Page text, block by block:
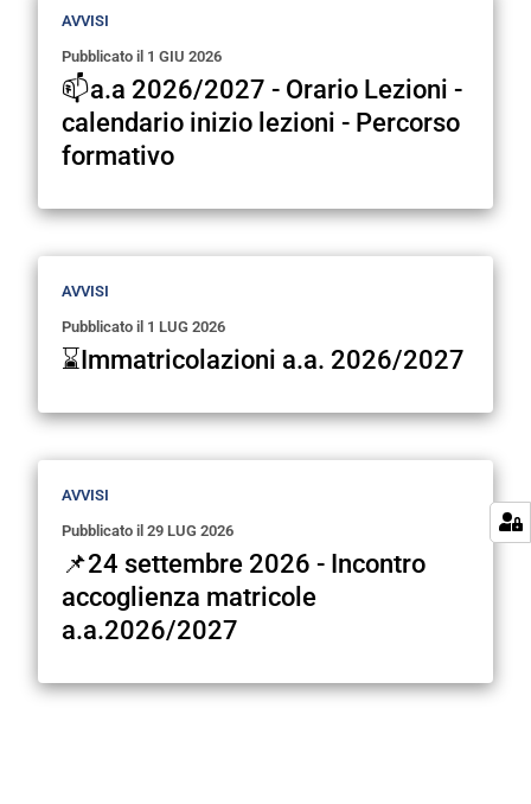
AVVISI
Pubblicato il 1 GIU 2026
📫a.a 2026/2027 - Orario Lezioni -
calendario inizio lezioni - Percorso
formativo
AVVISI
Pubblicato il 1 LUG 2026
⌛Immatricolazioni a.a. 2026/2027
AVVISI
Pubblicato il 29 LUG 2026
📌24 settembre 2026 - Incontro
accoglienza matricole
a.a.2026/2027